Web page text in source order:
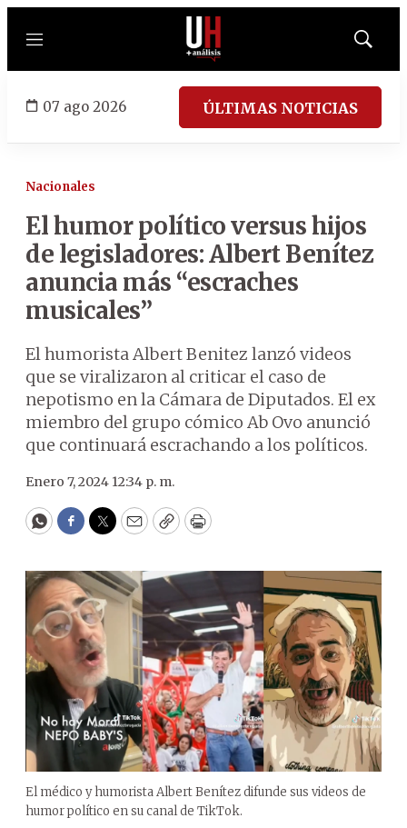
Menú
Mostrar
07 ago 2026 ÚLTIMAS NOTICIAS
Nacionales
El humor político versus hijos
de legisladores: Albert Benítez
anuncia más “escraches
musicales”
El humorista Albert Benitez lanzó videos
que se viralizaron al criticar el caso de
nepotismo en la Cámara de Diputados. El ex
miembro del grupo cómico Ab Ovo anunció
que continuará escrachando a los políticos.
Enero 7, 2024 12:34 p. m.
WhatsApp
Facebook
Twitter
EmailCopyPrint
El médico y humorista Albert Benítez difunde sus videos de
humor político en su canal de TikTok.